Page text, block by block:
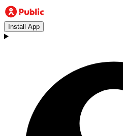
Install App